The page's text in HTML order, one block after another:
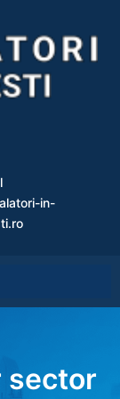
in-
sector